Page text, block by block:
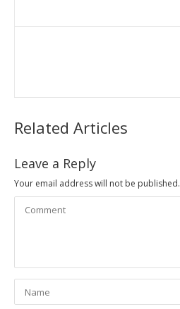
Related Articles
Leave a Reply
Your email address will not be published.